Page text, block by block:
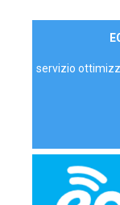
servizio